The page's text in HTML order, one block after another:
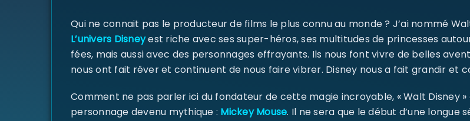
Identifiant ou e-mail*
Qui ne connait pas le producteur de films le plus connu au monde ? J’ai nommé
L’univers Disneyest riche avec ses super-héros, ses multitudes de princesses
fées, mais aussi avec des personnages effrayants. Ils nous font vivre de belles
nous ont fait rêver et continuent de nous faire vibrer. Disney nous a fait grandir et
Comment ne pas parler ici du fondateur de cette magie incroyable, « Walt Disney
personnage devenu mythique : Mickey Mouse. Il ne sera que le début d’une longue